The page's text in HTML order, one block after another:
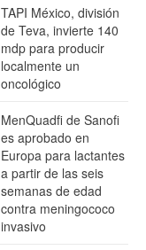
TAPI México, división
de Teva, invierte 140
mdp para producir
localmente un
oncológico
MenQuadfi de Sanofi
es aprobado en
Europa para lactantes
a partir de las seis
semanas de edad
contra meningococo
invasivo